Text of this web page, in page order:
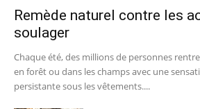
Remède naturel contre les
soulager
Chaque été, des millions de personnes
en forêt ou dans les champs avec une
persistante sous les vêtements....